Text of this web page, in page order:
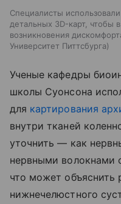
Специалисты
детальных 3D-карт, чтобы
возникновения
Университет Питтсбурга
Ученые кафедры
школы Суонсона
для картирования
внутри тканей
уточнить — как
нервными волокнами
что может объяснить
нижнечелюстного